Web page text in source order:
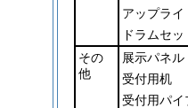
アップライ
ドラムセッ
その
他
展示パネル
受付用机
受付用パイ